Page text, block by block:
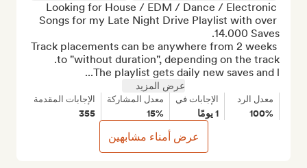
Looking for House / EDM / Dance / Electronic
Songs for my Late Night Drive Playlist with over
Track placements can be anywhere from 2 weeks
The playlist gets daily new saves and l...
عرض المزيد
معدل الرد
100%
الإجابات في
1 يومًا
معدل المشاركة
15%
الإجابات المقدمة
355
عرض أمناء مشابهين